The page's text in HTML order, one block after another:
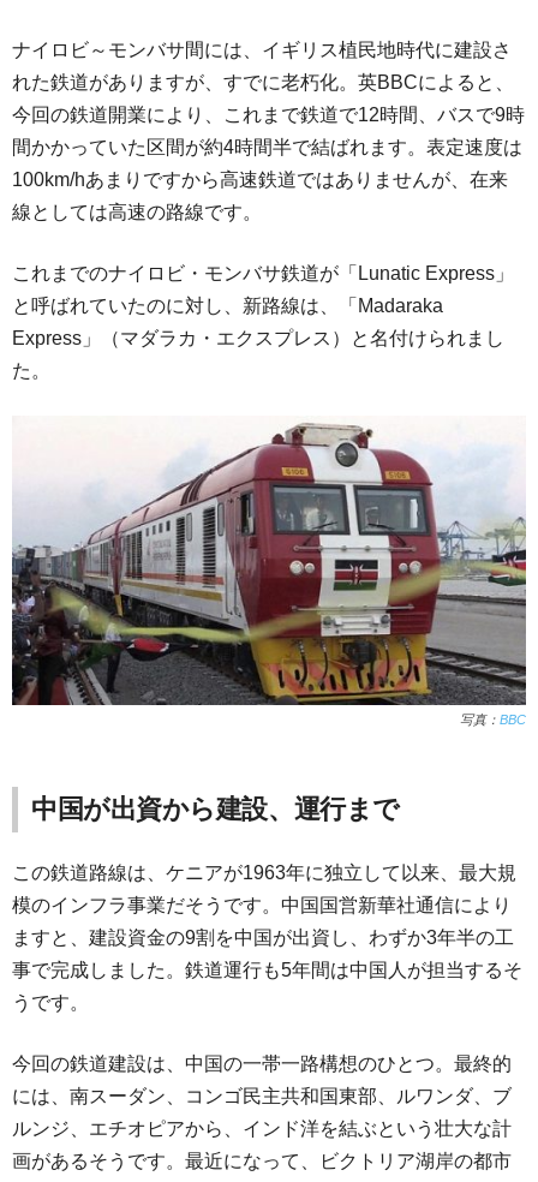
ナイロビ～モンバサ間には、イギリス植民地時代に建設さ
れた鉄道がありますが、すでに老朽化。英BBCによると、
今回の鉄道開業により、これまで鉄道で12時間、バスで9時
間かかっていた区間が約4時間半で結ばれます。表定速度は
100km/hあまりですから高速鉄道ではありませんが、在来
線としては高速の路線です。
これまでのナイロビ・モンバサ鉄道が「Lunatic Express」
と呼ばれていたのに対し、新路線は、「Madaraka
Express」（マダラカ・エクスプレス）と名付けられまし
た。
写真： BBC
中国が出資から建設、運行まで
この鉄道路線は、ケニアが1963年に独立して以来、最大規
模のインフラ事業だそうです。中国国営新華社通信により
ますと、建設資金の9割を中国が出資し、わずか3年半の工
事で完成しました。鉄道運行も5年間は中国人が担当するそ
うです。
今回の鉄道建設は、中国の一帯一路構想のひとつ。最終的
には、南スーダン、コンゴ民主共和国東部、ルワンダ、ブ
ルンジ、エチオピアから、インド洋を結ぶという壮大な計
画があるそうです。最近になって、ビクトリア湖岸の都市